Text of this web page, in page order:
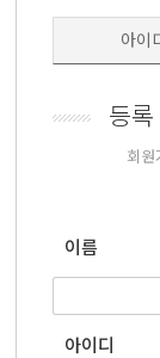
아이
등록
회원
이름
아이디